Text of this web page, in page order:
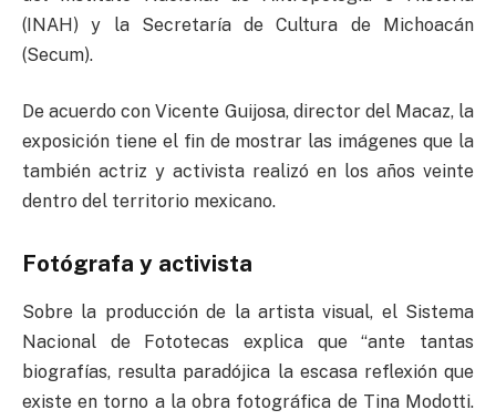
(INAH) y la Secretaría de Cultura de Michoacán
(Secum).
De acuerdo con Vicente Guijosa, director del Macaz, la
exposición tiene el fin de mostrar las imágenes que la
también actriz y activista realizó en los años veinte
dentro del territorio mexicano.
Fotógrafa y activista
Sobre la producción de la artista visual, el Sistema
Nacional de Fototecas explica que “ante tantas
biografías, resulta paradójica la escasa reflexión que
existe en torno a la obra fotográfica de Tina Modotti.